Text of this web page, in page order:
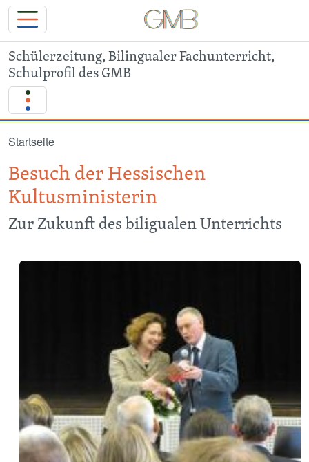
Schülerzeitung, Bilingualer Fachunterricht,
Schulprofil des GMB
Startseite
Besuch der Hessischen
Kultusministerin
Zur Zukunft des biligualen Unterrichts
Image